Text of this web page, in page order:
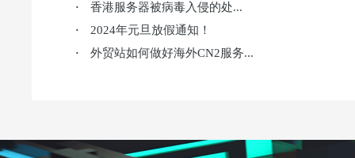
· 香港服务器被病毒入侵的处...
· 2024年元旦放假通知！
· 外贸站如何做好海外CN2服务...